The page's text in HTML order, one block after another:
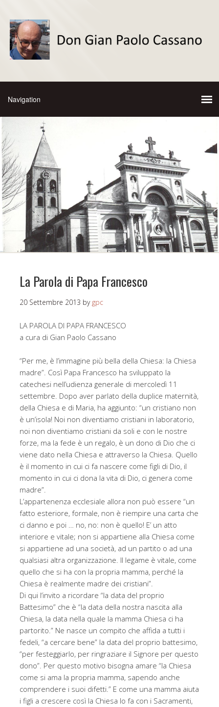
La Parola di Papa Francesco
20 Settembre 2013 by gpc
LA PAROLA DI PAPA FRANCESCO
a cura di Gian Paolo Cassano
“Per me, è l’immagine più bella della Chiesa: la Chiesa
madre”. Così Papa Francesco ha sviluppato la
catechesi nell’udienza generale di mercoledì 11
settembre. Dopo aver parlato della duplice maternità,
della Chiesa e di Maria, ha aggiunto: “un cristiano non
è un’isola! Noi non diventiamo cristiani in laboratorio,
noi non diventiamo cristiani da soli e con le nostre
forze, ma la fede è un regalo, è un dono di Dio che ci
viene dato nella Chiesa e attraverso la Chiesa. Quello
è il momento in cui ci fa nascere come figli di Dio, il
momento in cui ci dona la vita di Dio, ci genera come
madre”.
L’appartenenza ecclesiale allora non può essere “un
fatto esteriore, formale, non è riempire una carta che
ci danno e poi … no, no: non è quello! E’ un atto
interiore e vitale; non si appartiene alla Chiesa come
si appartiene ad una società, ad un partito o ad una
qualsiasi altra organizzazione. Il legame è vitale, come
quello che si ha con la propria mamma, perché la
Chiesa è realmente madre dei cristiani”.
Di qui l’invito a ricordare “la data del proprio
Battesimo” che è “la data della nostra nascita alla
Chiesa, la data nella quale la mamma Chiesa ci ha
partorito.” Ne nasce un compito che affida a tutti i
fedeli, “a cercare bene” la data del proprio battesimo,
“per festeggiarlo, per ringraziare il Signore per questo
dono”. Per questo motivo bisogna amare “la Chiesa
come si ama la propria mamma, sapendo anche
comprendere i suoi difetti.” E come una mamma aiuta
i figli a crescere così la Chiesa lo fa con i Sacramenti,